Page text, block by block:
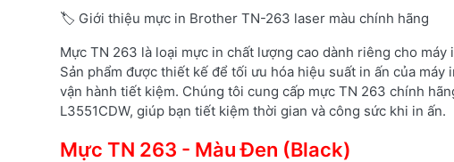
🏷️ Giới thiệu mực in Brother TN-263 laser màu chính hãng
Mực TN 263 là loại mực in chất lượng cao dành riêng cho
Sản phẩm được thiết kế để tối ưu hóa hiệu suất in ấn của
vận hành tiết kiệm. Chúng tôi cung cấp mực TN 263 chính
L3551CDW, giúp bạn tiết kiệm thời gian và công sức khi in ấn.
Mực TN 263 - Màu Đen (Black)